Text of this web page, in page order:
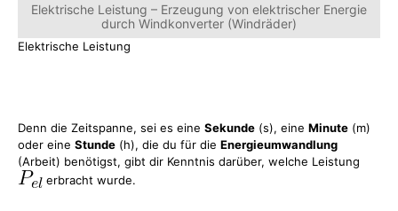
Elektrische Leistung – Erzeugung von elektrischer Energie
durch Windkonverter (Windräder)
Elektrische Leistung
Denn die Zeitspanne, sei es eine Sekunde (s), eine Minute (m)
oder eine Stunde (h), die du für die Energieumwandlung
(Arbeit) benötigst, gibt dir Kenntnis darüber, welche Leistung
erbracht wurde.